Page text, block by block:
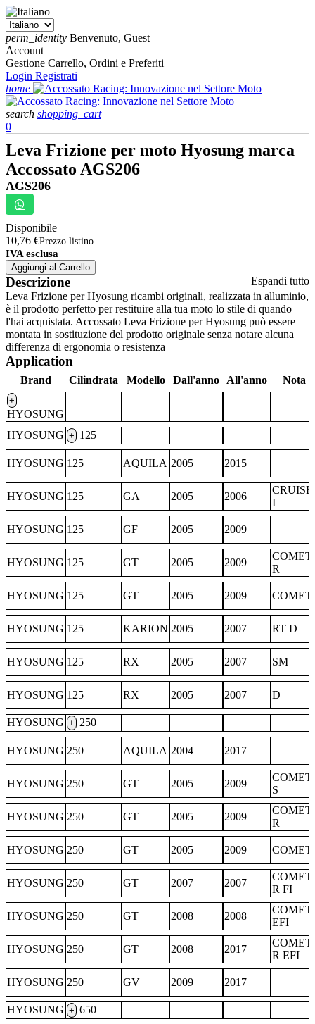
perm_identity Benvenuto, Guest
Account
Gestione Carrello, Ordini e Preferiti
Login Registrati
home
search shopping_cart
0
Leva Frizione per moto Hyosung marca
Accossato AGS206
AGS206
Disponibile
10,76 €Prezzo listino
IVA esclusa
Aggiungi al Carrello
Espandi tutto
Descrizione
Leva Frizione per Hyosung ricambi originali, realizzata in alluminio,
è il prodotto perfetto per restituire alla tua moto lo stile di quando
l'hai acquistata. Accossato Leva Frizione per Hyosung può essere
montata in sostituzione del prodotto originale senza notare alcuna
differenza di ergonomia o resistenza
Application
Brand Cilindrata Modello Dall'anno All'anno Nota
+
HYOSUNG
HYOSUNG + 125
HYOSUNG 125 AQUILA 2005 2015
HYOSUNG 125 GA 2005 2006
CRUISE
I
HYOSUNG 125 GF 2005 2009
HYOSUNG 125 GT 2005 2009
COMET
R
HYOSUNG 125 GT 2005 2009 COMET
HYOSUNG 125 KARION 2005 2007 RT D
HYOSUNG 125 RX 2005 2007 SM
HYOSUNG 125 RX 2005 2007 D
HYOSUNG + 250
HYOSUNG 250 AQUILA 2004 2017
HYOSUNG 250 GT 2005 2009
COMET
S
HYOSUNG 250 GT 2005 2009
COMET
R
HYOSUNG 250 GT 2005 2009 COMET
HYOSUNG 250 GT 2007 2007
COMET
R FI
HYOSUNG 250 GT 2008 2008
COMET
EFI
HYOSUNG 250 GT 2008 2017
COMET
R EFI
HYOSUNG 250 GV 2009 2017
HYOSUNG + 650